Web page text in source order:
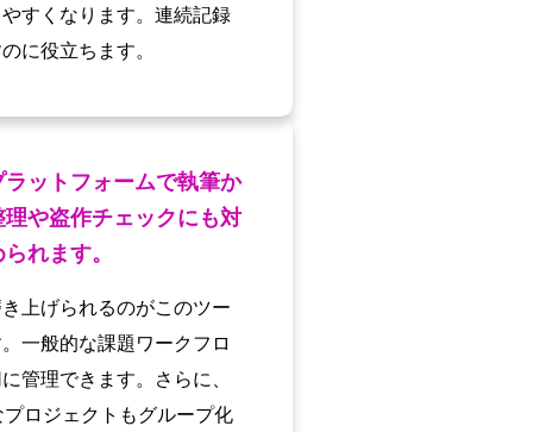
すくなります。連続記録
に役立ちます。
ットフォームで執筆か
や盗作チェックにも対
れます。
上げられるのがこのツー
一般的な課題ワークフロ
管理できます。さらに、
ロジェクトもグループ化